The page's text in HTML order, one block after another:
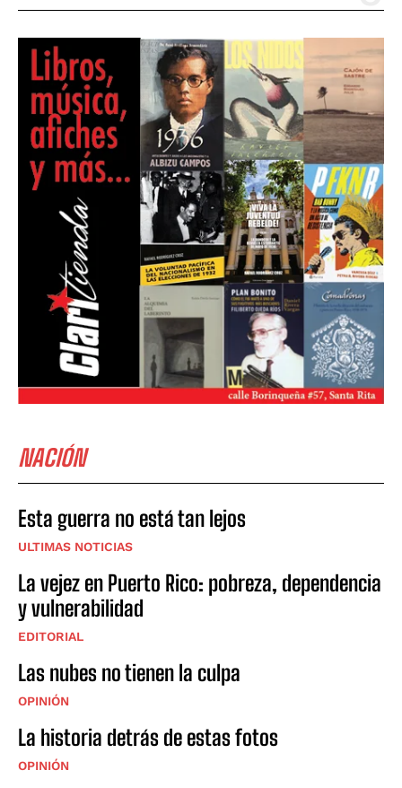
NACIÓN
Esta guerra no está tan lejos
ULTIMAS NOTICIAS
La vejez en Puerto Rico: pobreza, dependencia
y vulnerabilidad
EDITORIAL
Las nubes no tienen la culpa
OPINIÓN
La historia detrás de estas fotos
OPINIÓN